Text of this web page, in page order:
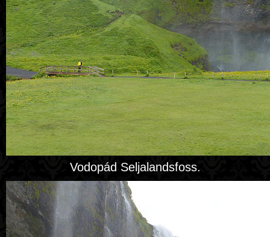
Vodopád Seljalandsfoss.